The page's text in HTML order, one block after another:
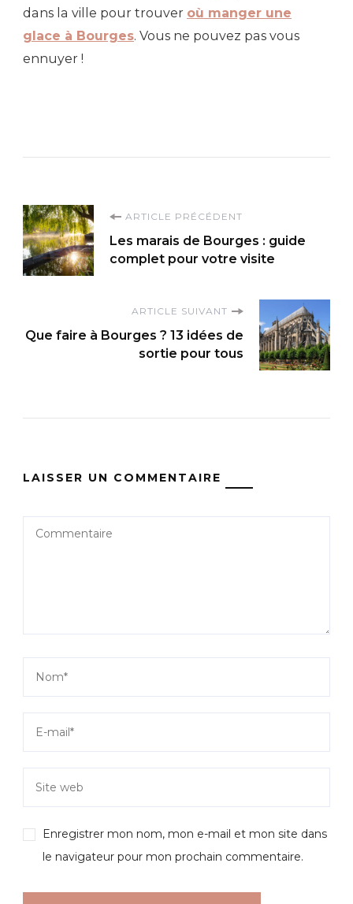
dans la ville pour trouver où manger une
glace à Bourges. Vous ne pouvez pas vous
ennuyer !
Navigation
d'article
ARTICLE PRÉCÉDENT
Les marais de Bourges : guide
complet pour votre visite
ARTICLE SUIVANT
Que faire à Bourges ? 13 idées de
sortie pour tous
LAISSER UN COMMENTAIRE
Enregistrer mon nom, mon e-mail et mon site dans
le navigateur pour mon prochain commentaire.